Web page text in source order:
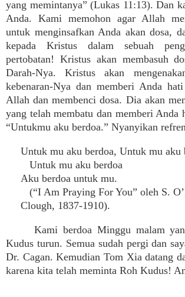
yang memintanya” (Lukas 11:13). Dan
Anda. Kami memohon agar Allah
untuk menginsafkan Anda akan dosa,
kepada Kristus dalam sebuah
pertobatan! Kristus akan membasuh
Darah-Nya. Kristus akan
kebenaran-Nya dan memberi Anda
Allah dan membenci dosa. Dia akan
yang telah membatu dan memberi Anda
“Untukmu aku berdoa.” Nyanyikan
Untuk mu aku berdoa, Untuk mu aku
Untuk mu aku berdoa
Aku berdoa untuk mu.
(“I Am Praying For You” oleh S.
Clough, 1837-1910).
Kami berdoa Minggu malam
Kudus turun. Semua sudah pergi dan
Dr. Cagan. Kemudian Tom Xia datang
karena kita telah meminta Roh Kudus!